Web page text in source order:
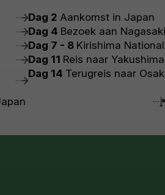
Dag 2 Aankomst in Japan
Dag 4 Bezoek aan Nagasaki
Dag 7 - 8 Kirishima
Dag 11 Reis naar Yakushima
Dag 14 Terugreis naar